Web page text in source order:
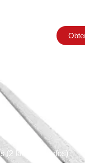
(2 facas, 4 garfos)